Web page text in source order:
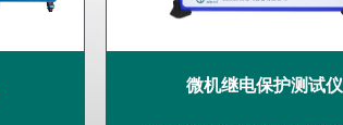
微机继电保护测试仪